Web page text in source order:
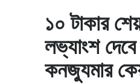
১০ টাকার
লভ্যাংশ
কনজ্যুমার